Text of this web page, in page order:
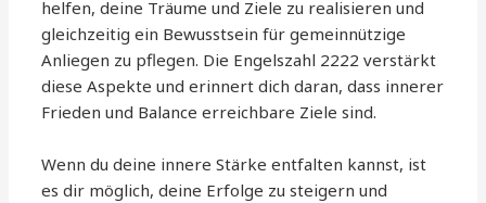
helfen, deine Träume und Ziele zu realisieren und
gleichzeitig ein Bewusstsein für gemeinnützige
Anliegen zu pflegen. Die Engelszahl 2222 verstärkt
diese Aspekte und erinnert dich daran, dass innerer
Frieden und Balance erreichbare Ziele sind.
Wenn du deine innere Stärke entfalten kannst, ist
es dir möglich, deine Erfolge zu steigern und